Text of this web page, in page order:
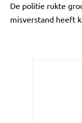
De politie rukte
misverstand heeft